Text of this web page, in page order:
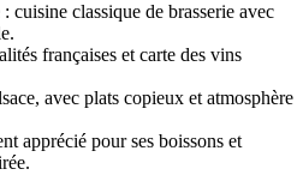
: cuisine classique de brasserie avec
françaises et carte des vins
avec plats copieux et atmosphère
apprécié pour ses boissons et